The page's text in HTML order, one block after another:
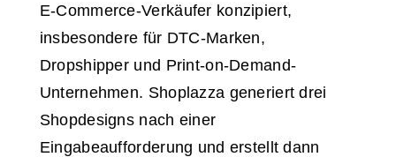
E-Commerce-Verkäufer konzipiert,
insbesondere für DTC-Marken,
Dropshipper und Print-on-Demand-
Unternehmen. Shoplazza generiert drei
Shopdesigns nach einer
Eingabeaufforderung und erstellt dann